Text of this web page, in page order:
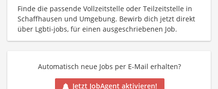
Finde die passende Vollzeitstelle oder Teilzeitstelle in
Schaffhausen und Umgebung. Bewirb dich jetzt direkt
über Lgbti-jobs, für einen ausgeschriebenen Job.
Automatisch neue Jobs per E-Mail erhalten?
Jetzt JobAgent aktivieren!